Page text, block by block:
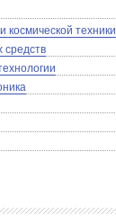
космической техники
средств